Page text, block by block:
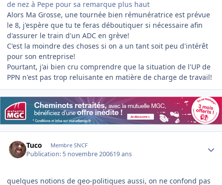
de nez à Pepe pour sa remarque plus haut
Alors Ma Grosse, une tournée bien rémunératrice est prévue
le 8, j'espère que tu te feras déboutiquer si nécessaire afin
d'assurer le train d'un ADC en grève!
C'est la moindre des choses si on a un tant soit peu d'intérêt
pour son entreprise!
Pourtant, j'ai bien cru comprendre que la situation de l'UP de
PPN n'est pas trop reluisante en matière de charge de travail!
Tuco Membre SNCF
Publication: 5 novembre 200619 ans
quelques notions de geo-politiques aussi, on ne confond pas